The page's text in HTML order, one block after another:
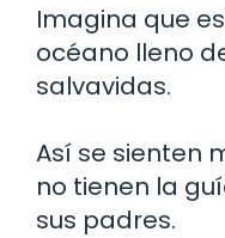
Imagina que
océano lleno
salvavidas.
Así se sienten
no tienen la
sus padres.